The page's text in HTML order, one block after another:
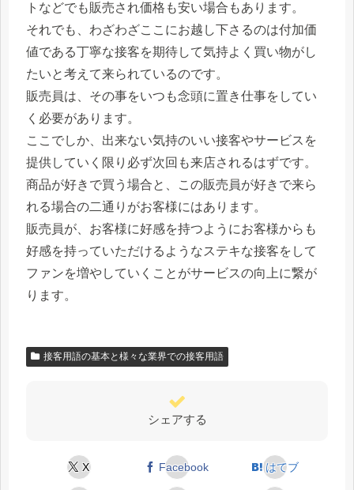
トなどでも販売され価格も安い場合もあります。
それでも、わざわざここにお越し下さるのは付加価
値である丁寧な接客を期待して気持よく買い物がし
たいと考えて来られているのです。
販売員は、その事をいつも念頭に置き仕事をしてい
く必要があります。
ここでしか、出来ない気持のいい接客やサービスを
提供していく限り必ず次回も来店されるはずです。
商品が好きで買う場合と、この販売員が好きで来ら
れる場合の二通りがお客様にはあります。
販売員が、お客様に好感を持つようにお客様からも
好感を持っていただけるようなステキな接客をして
ファンを増やしていくことがサービスの向上に繋が
ります。
接客用語の基本と様々な業界での接客用語
シェアする
X Facebook はてブ